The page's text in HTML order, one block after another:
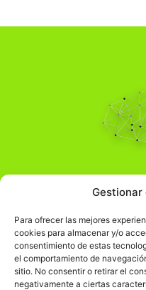
Para ofrecer las mejores
cookies para almacenar y/o
consentimiento de estas
el comportamiento de
sitio. No consentir o retirar el
negativamente a ciertas
Comprender el